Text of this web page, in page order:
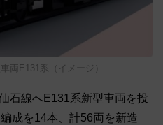
両E131系（イメージ）
石線へE131系新型車両を投
成を14本、計56両を新造